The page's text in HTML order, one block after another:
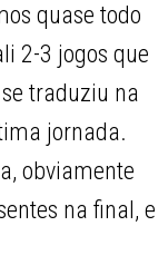
quase todo
2-3 jogos que
traduziu na
jornada.
obviamente
na final, e